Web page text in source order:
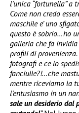
l’unica “fortunella” a
Come non credo
maschile e’ uno
questo è sobrio…ho
galleria che fa
profili di
fotografi e ce lo
fanciulle?!…che
mentre riceviamo la
l’entusiasmo in un
sale un desiderio dal